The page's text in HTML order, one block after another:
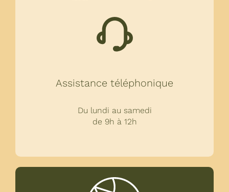
Assistance téléphonique
Du lundi au samedi
de 9h à 12h